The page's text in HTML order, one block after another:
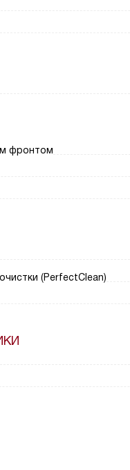
фронтом
(PerfectClean)